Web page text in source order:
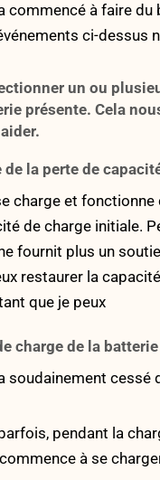
commencé à faire du
ci-dessus
un ou
présente. Cela
de la perte de
charge et fonctionne
de charge initiale.
fournit plus un
restaurer la
que je peux
charge de la batterie
soudainement cessé
pendant la
à se